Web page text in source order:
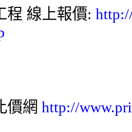
程 線上報價:
價網 http://